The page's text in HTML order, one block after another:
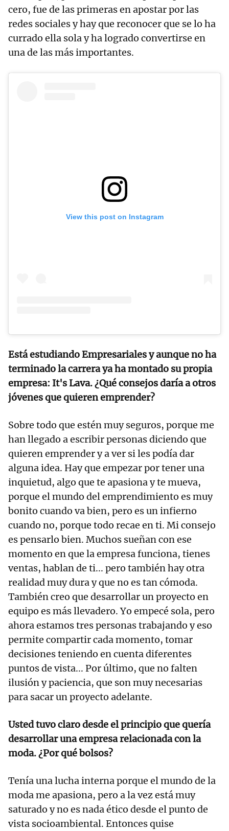
cero, fue de las primeras en apostar por las
redes sociales y hay que reconocer que se lo ha
currado ella sola y ha logrado convertirse en
una de las más importantes.
View this post on Instagram
Está estudiando Empresariales y aunque no ha
terminado la carrera ya ha montado su propia
empresa: It's Lava. ¿Qué consejos daría a otros
jóvenes que quieren emprender?
Sobre todo que estén muy seguros, porque me
han llegado a escribir personas diciendo que
quieren emprender y a ver si les podía dar
alguna idea. Hay que empezar por tener una
inquietud, algo que te apasiona y te mueva,
porque el mundo del emprendimiento es muy
bonito cuando va bien, pero es un infierno
cuando no, porque todo recae en ti. Mi consejo
es pensarlo bien. Muchos sueñan con ese
momento en que la empresa funciona, tienes
ventas, hablan de ti... pero también hay otra
realidad muy dura y que no es tan cómoda.
También creo que desarrollar un proyecto en
equipo es más llevadero. Yo empecé sola, pero
ahora estamos tres personas trabajando y eso
permite compartir cada momento, tomar
decisiones teniendo en cuenta diferentes
puntos de vista... Por último, que no falten
ilusión y paciencia, que son muy necesarias
para sacar un proyecto adelante.
Usted tuvo claro desde el principio que quería
desarrollar una empresa relacionada con la
moda. ¿Por qué bolsos?
Tenía una lucha interna porque el mundo de la
moda me apasiona, pero a la vez está muy
saturado y no es nada ético desde el punto de
vista socioambiental. Entonces quise